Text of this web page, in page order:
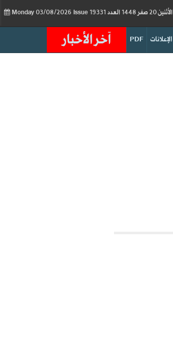
الأثنين 20 صفر 1448 العدد 19331 03/08/2026 Issue
آخر الأخبار PDF الإعلانات